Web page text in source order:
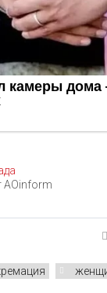
AOinform